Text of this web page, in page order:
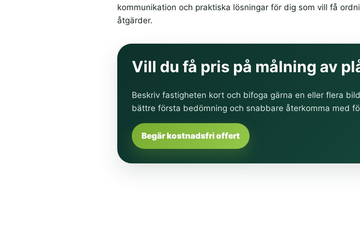
kommunikation och praktiska lösningar för dig som vill få
åtgärder.
Vill du få pris på målning av
Beskriv fastigheten kort och bifoga gärna en eller flera
bättre första bedömning och snabbare återkomma med
Begär kostnadsfri offert